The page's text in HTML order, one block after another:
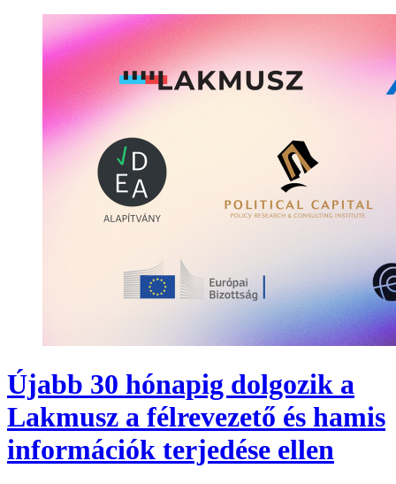
Újabb 30 hónapig dolgozik a
Lakmusz a félrevezető és hamis
információk terjedése ellen